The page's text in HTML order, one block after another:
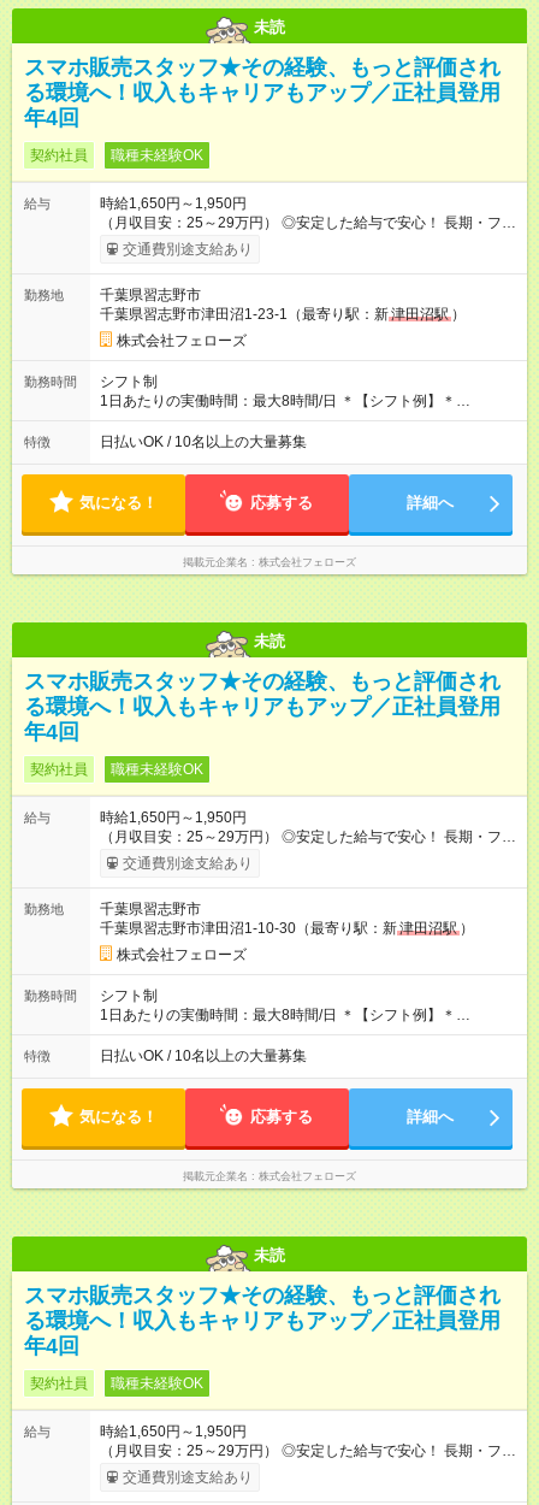
未読
スマホ販売スタッフ★その経験、もっと評価され
る環境へ！収入もキャリアもアップ／正社員登用
年4回
契約社員 職種未経験OK
給与
時給1,650円～1,950円
（月収目安：25～29万円） ◎安定した給与で安心！ 長期・フル
タイムで勤務いただける方にお越しいただきたいと思っていま
す。シフトが削られることはないので、安定した給与が入りま
たいという人もいると思います。このあたりは柔軟に対応する
ので、お気軽にご相談ください！ ※2ヶ月の試用期間がありま
す。その間の給与・待遇に変更はありません。 【試用期間】試
用期間あり 試用期間の長さ：2ヶ月 雇用形態、給与は本採用時
と同じです。
交通費別途支給あり
勤務地
千葉県習志野市
千葉県習志野市津田沼1-23-1（最寄り駅：新津田沼駅 ）
株式会社フェローズ
勤務時間
シフト制
1日あたりの実働時間：最大8時間/日 ＊【シフト例】＊
(1) 10:00～19:00 (2) 11:00～20:00 (3) 12:00～21:00 など ◎
いずれも実働8時間・休憩1時間です。中抜けシフトなどはあり
たい」などあれば相談に応じますのでおっしゃってください！
特徴 日払いOK / 10名以上の大量募集
気になる！ 応募する 詳細へ
掲載元企業名 株式会社フェローズ
未読
スマホ販売スタッフ★その経験、もっと評価され
る環境へ！収入もキャリアもアップ／正社員登用
年4回
契約社員 職種未経験OK
給与
時給1,650円～1,950円
（月収目安：25～29万円） ◎安定した給与で安心！ 長期・フル
タイムで勤務いただける方にお越しいただきたいと思っていま
す。シフトが削られることはないので、安定した給与が入りま
たいという人もいると思います。このあたりは柔軟に対応する
ので、お気軽にご相談ください！ ※2ヶ月の試用期間がありま
す。その間の給与・待遇に変更はありません。 【試用期間】試
用期間あり 試用期間の長さ：2ヶ月 雇用形態、給与は本採用時
と同じです。
交通費別途支給あり
勤務地
千葉県習志野市
千葉県習志野市津田沼1-10-30（最寄り駅：新津田沼駅 ）
株式会社フェローズ
勤務時間
シフト制
1日あたりの実働時間：最大8時間/日 ＊【シフト例】＊
(1) 10:00～19:00 (2) 11:00～20:00 (3) 12:00～21:00 など ◎
いずれも実働8時間・休憩1時間です。中抜けシフトなどはあり
たい」などあれば相談に応じますのでおっしゃってください！
特徴 日払いOK / 10名以上の大量募集
気になる！ 応募する 詳細へ
掲載元企業名 株式会社フェローズ
未読
スマホ販売スタッフ★その経験、もっと評価され
る環境へ！収入もキャリアもアップ／正社員登用
年4回
契約社員 職種未経験OK
給与
時給1,650円～1,950円
（月収目安：25～29万円） ◎安定した給与で安心！ 長期・フル
タイムで勤務いただける方にお越しいただきたいと思っていま
す。シフトが削られることはないので、安定した給与が入りま
交通費別途支給あり